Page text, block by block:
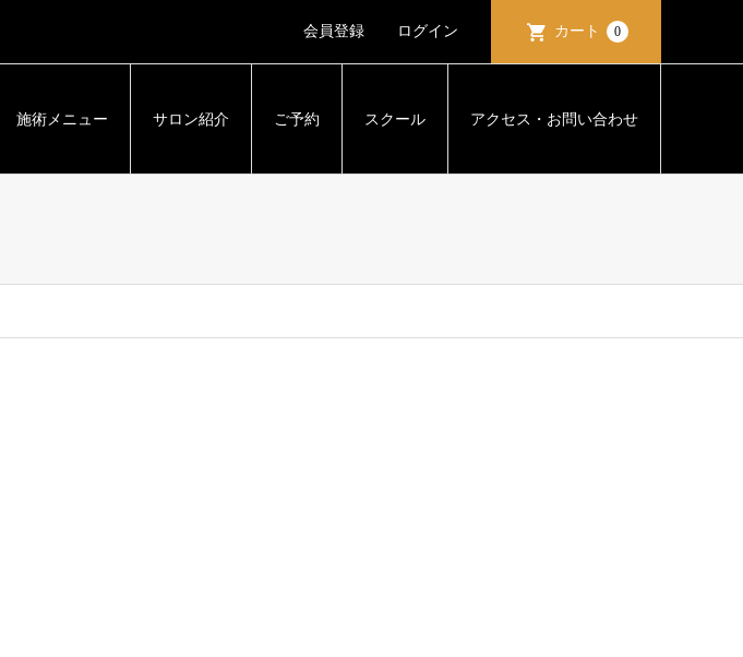
会員登録 ログイン カート 0
施術メニュー サロン紹介 ご予約 スクール アクセス・お問い合わせ